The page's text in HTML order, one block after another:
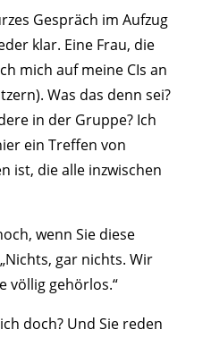
Gespräch im Aufzug
klar. Eine Frau, die
mich auf meine CIs an
Was das denn sei?
in der Gruppe? Ich
ein Treffen von
ist, die alle inzwischen
wenn Sie diese
gar nichts. Wir
völlig gehörlos.“
doch? Und Sie reden